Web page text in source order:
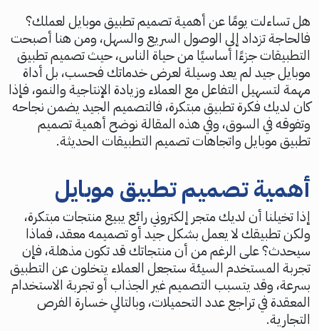
هل تساءلت يومًا عن أهمية تصميم تطبيق موبايل لعملك؟
فالحاجة تزداد إلى الوصول السريع والسهل، ومن هنا أصبحت
التطبيقات جزءًا أساسيًا من حياة الناس، حيث تصميم تطبيق
موبايل جيد لم يعد وسيلة لعرض خدماتك فحسب، بل أداة
مهمة لتسهيل التفاعل مع العملاء وزيادة الإنتاجية والنمو، فإذا
كان لديك فكرة تطبيق مبتكرة، فالتصميم الجيد يضمن نجاحه
وتفوقه في السوق، وفي هذه المقالة نوضح أهمية تصميم
تطبيق موبايل واتجاهات تصميم التطبيقات الحديثة.
أهمية تصميم تطبيق موبايل
إذا تخيلنا أن لديك متجر إلكتروني رائع يبيع منتجات مبتكرة،
ولكن تطبيقك لا يعمل بشكل جيد أو تصميمه معقد، فماذا
سيحدث؟ على الرغم من أن منتجاتك قد تكون مذهلة، فإن
تجربة المستخدم السيئة ستجعل العملاء يتخلون عن التطبيق
بسرعة، وقد يتسبب التصميم غير الجذاب أو تجربة الاستخدام
المعقدة في تراجع عدد التحميلات، وبالتالي خسارة الفرص
التجارية.